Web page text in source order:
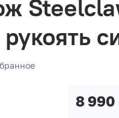
8 990